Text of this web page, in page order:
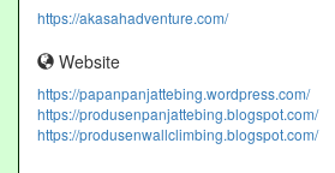
https://akasahadventure.com/
Website
https://papanpanjattebing.wordpress.com/
https://produsenpanjattebing.blogspot.com/
https://produsenwallclimbing.blogspot.com/